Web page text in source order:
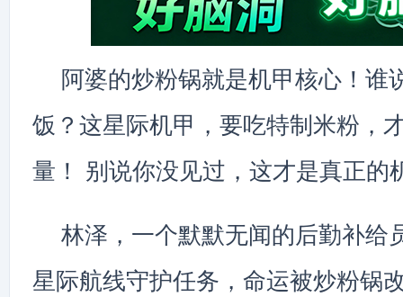
阿婆的炒粉锅就是机甲核心！谁
饭？这星际机甲，要吃特制米粉，
量！ 别说你没见过，这才是真正的
林泽，一个默默无闻的后勤补给
星际航线守护任务，命运被炒粉锅